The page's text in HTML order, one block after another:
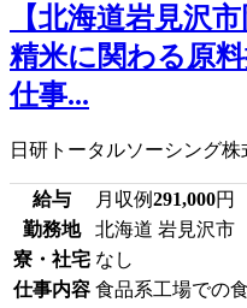
【北海道岩見沢
精米に関わる原
仕事...
日研トータルソーシング株
給与 月収例291,000円
勤務地
北海道 岩見沢市
寮・社宅 なし
仕事内容 食品系工場での